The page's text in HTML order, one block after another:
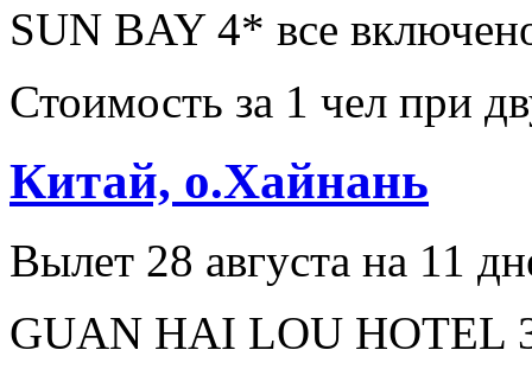
SUN BAY 4* все
Стоимость за 1 чел при
Китай, о.Хайнань
Вылет 28 августа на 11
GUAN HAI LOU HOTEL